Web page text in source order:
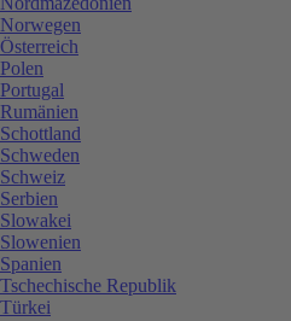
Norwegen
Österreich
Polen
Portugal
Rumänien
Schottland
Schweden
Schweiz
Serbien
Slowakei
Slowenien
Spanien
Tschechische Republik
Türkei